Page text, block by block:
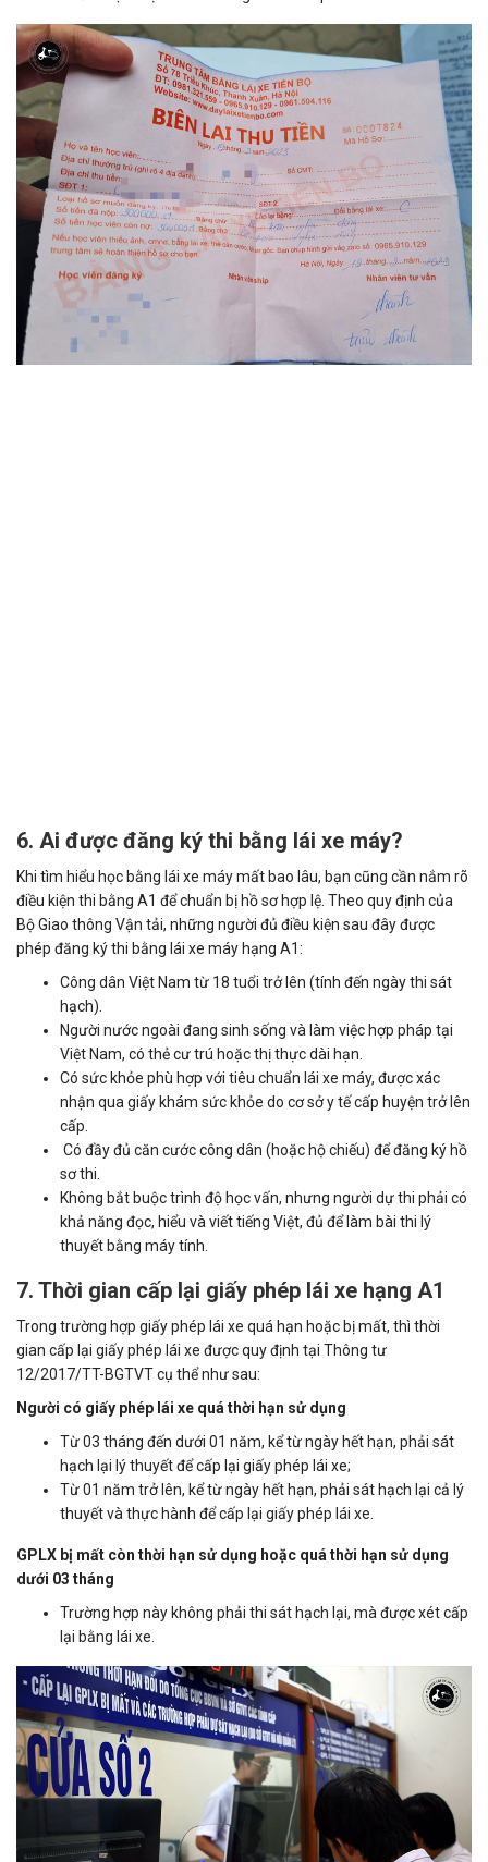
6. Ai được đăng ký thi bằng lái xe máy?
Khi tìm hiểu học bằng lái xe máy mất bao lâu, bạn cũng cần nắm rõ
điều kiện thi bằng A1 để chuẩn bị hồ sơ hợp lệ. Theo quy định của
Bộ Giao thông Vận tải, những người đủ điều kiện sau đây được
phép đăng ký thi bằng lái xe máy hạng A1:
Công dân Việt Nam từ 18 tuổi trở lên (tính đến ngày thi sát
hạch).
Người nước ngoài đang sinh sống và làm việc hợp pháp tại
Việt Nam, có thẻ cư trú hoặc thị thực dài hạn.
Có sức khỏe phù hợp với tiêu chuẩn lái xe máy, được xác
nhận qua giấy khám sức khỏe do cơ sở y tế cấp huyện trở lên
cấp.
Có đầy đủ căn cước công dân (hoặc hộ chiếu) để đăng ký hồ
sơ thi.
Không bắt buộc trình độ học vấn, nhưng người dự thi phải có
khả năng đọc, hiểu và viết tiếng Việt, đủ để làm bài thi lý
thuyết bằng máy tính.
7. Thời gian cấp lại giấy phép lái xe hạng A1
Trong trường hợp giấy phép lái xe quá hạn hoặc bị mất, thì thời
gian cấp lại giấy phép lái xe được quy định tại Thông tư
12/2017/TT-BGTVT cụ thể như sau:
Người có giấy phép lái xe quá thời hạn sử dụng
Từ 03 tháng đến dưới 01 năm, kể từ ngày hết hạn, phải sát
hạch lại lý thuyết để cấp lại giấy phép lái xe;
Từ 01 năm trở lên, kể từ ngày hết hạn, phải sát hạch lại cả lý
thuyết và thực hành để cấp lại giấy phép lái xe.
GPLX bị mất còn thời hạn sử dụng hoặc quá thời hạn sử dụng
dưới 03 tháng
Trường hợp này không phải thi sát hạch lại, mà được xét cấp
lại bằng lái xe.